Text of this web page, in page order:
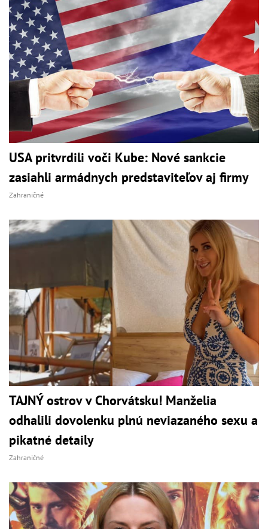
USA pritvrdili voči Kube: Nové sankcie
zasiahli armádnych predstaviteľov aj firmy
Zahraničné
TAJNÝ ostrov v Chorvátsku! Manželia
odhalili dovolenku plnú neviazaného sexu a
pikatné detaily
Zahraničné